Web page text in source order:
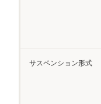
サスペンション形式